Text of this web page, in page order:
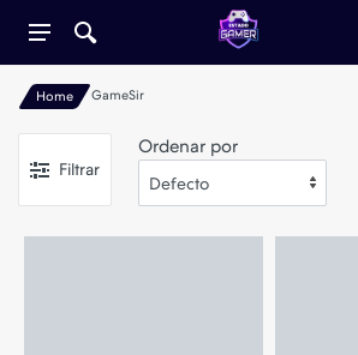
Home GameSir
Filtrar
Ordenar por